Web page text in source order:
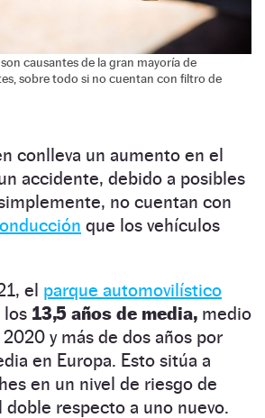
causantes de la gran mayoría de
sobre todo si no cuentan con filtro de
conlleva un aumento en el
accidente, debido a posibles
no cuentan con
que los vehículos
el parque automovilístico
los 13,5 años de media, medio
y más de dos años por
en Europa. Esto sitúa a
en un nivel de riesgo de
doble respecto a uno nuevo.